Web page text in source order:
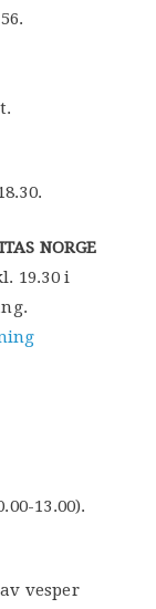
NORGE
19.30 i
13.00).
vesper